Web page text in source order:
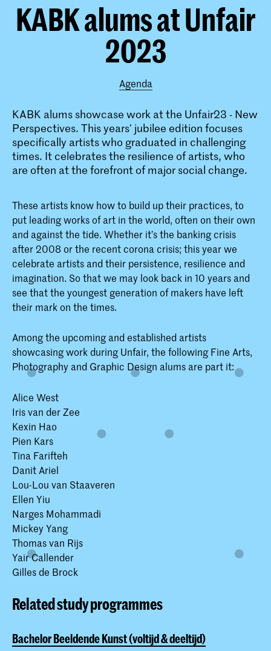
KABK alums at Unfair
2023
Agenda
KABK alums showcase work at the Unfair23 - New
Perspectives. This years' jubilee edition focuses
specifically artists who graduated in challenging
times. It celebrates the resilience of artists, who
are often at the forefront of major social change.
These artists know how to build up their practices, to
put leading works of art in the world, often on their own
and against the tide. Whether it’s the banking crisis
after 2008 or the recent corona crisis; this year we
celebrate artists and their persistence, resilience and
imagination. So that we may look back in 10 years and
see that the youngest generation of makers have left
their mark on the times.
Among the upcoming and established artists
showcasing work during Unfair, the following Fine Arts,
Photography and Graphic Design alums are part it:
Alice West
Iris van der Zee
Kexin Hao
Pien Kars
Tina Farifteh
Danit Ariel
Lou-Lou van Staaveren
Ellen Yiu
Narges Mohammadi
Mickey Yang
Thomas van Rijs
Yair Callender
Gilles de Brock
Related study programmes
Bachelor Beeldende Kunst (voltijd & deeltijd)